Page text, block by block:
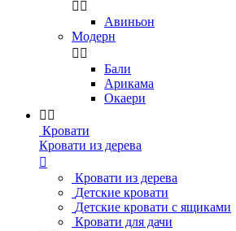
 
Авиньон
Модерн
 
Бали
Арикама
Окаери
 
Кровати
Кровати из дерева

Кровати из дерева
Детские кровати
Детские кровати с ящиками
Кровати для дачи